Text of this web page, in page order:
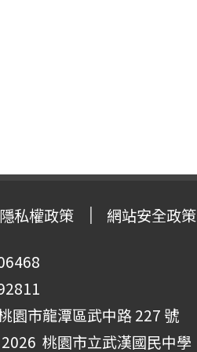
隱私權政策 網站安全政策
園市龍潭區武中路 227 號
桃園市立武漢國民中學